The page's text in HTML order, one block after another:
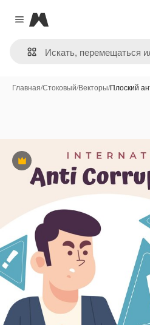
Close menu
Magnific
Главная/Стоковый/Векторы/Плоский
Премиум